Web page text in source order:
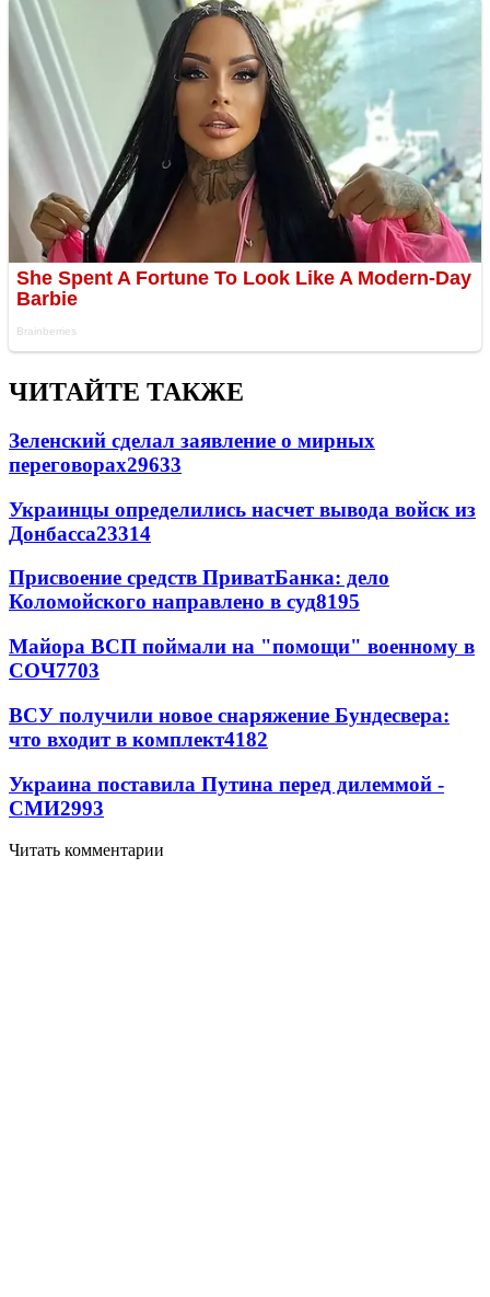
ЧИТАЙТЕ ТАКЖЕ
Зеленский сделал заявление о мирных
переговорах29633
Украинцы определились насчет вывода войск из
Донбасса23314
Присвоение средств ПриватБанка: дело
Коломойского направлено в суд8195
Майора ВСП поймали на "помощи" военному в
СОЧ7703
ВСУ получили новое снаряжение Бундесвера:
что входит в комплект4182
Украина поставила Путина перед дилеммой -
СМИ2993
Читать комментарии